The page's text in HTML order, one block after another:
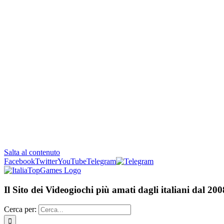
Salta al contenuto
FacebookTwitterYouTubeTelegram
Il Sito dei Videogiochi più amati dagli italiani dal
Cerca per: